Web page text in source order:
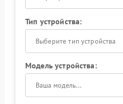
Тип устройства:
Выберите тип устройства
Модель устройства: